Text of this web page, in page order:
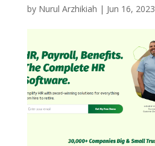
by Nurul Arzhikiah | Jun 16, 2023